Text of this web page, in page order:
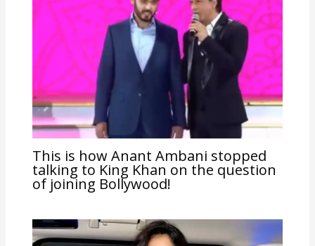
This is how Anant Ambani stopped
talking to King Khan on the question
of joining Bollywood!